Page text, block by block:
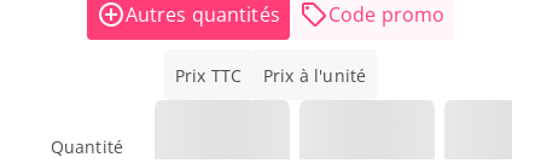
Autres quantités Code promo
Prix TTC Prix à l'unité
Quantité